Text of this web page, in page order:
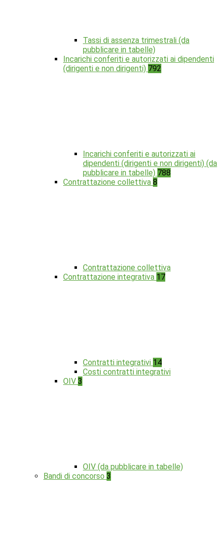
Tassi di assenza trimestrali (da
pubblicare in tabelle)
Incarichi conferiti e autorizzati ai dipendenti
(dirigenti e non dirigenti) 792
Incarichi conferiti e autorizzati ai
dipendenti (dirigenti e non dirigenti) (da
pubblicare in tabelle) 788
Contrattazione collettiva 8
Contrattazione collettiva
Contrattazione integrativa 17
Contratti integrativi 14
Costi contratti integrativi
OIV 3
OIV (da pubblicare in tabelle)
Bandi di concorso 3